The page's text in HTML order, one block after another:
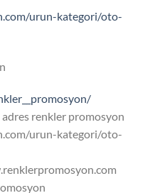
urun-kategori/oto-
renkler promosyon
urun-kategori/oto-